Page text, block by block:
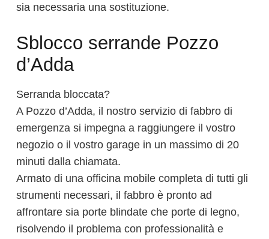
sia necessaria una sostituzione.
Sblocco serrande Pozzo
d’Adda
Serranda bloccata?
A Pozzo d’Adda, il nostro servizio di fabbro di
emergenza si impegna a raggiungere il vostro
negozio o il vostro garage in un massimo di 20
minuti dalla chiamata.
Armato di una officina mobile completa di tutti gli
strumenti necessari, il fabbro è pronto ad
affrontare sia porte blindate che porte di legno,
risolvendo il problema con professionalità e